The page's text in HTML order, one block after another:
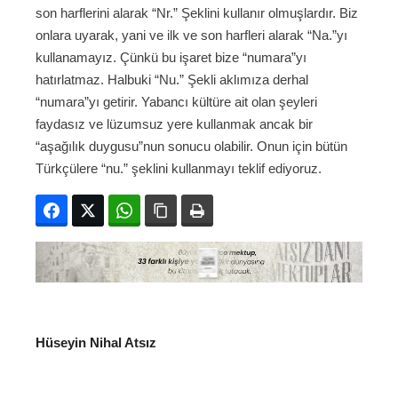
son harflerini alarak “Nr.” Şeklini kullanır olmuşlardır. Biz
onlara uyarak, yani ve ilk ve son harfleri alarak “Na.”yı
kullanamayız. Çünkü bu işaret bize “numara”yı
hatırlatmaz. Halbuki “Nu.” Şekli aklımıza derhal
“numara”yı getirir. Yabancı kültüre ait olan şeyleri
faydasız ve lüzumsuz yere kullanmak ancak bir
“aşağılık duygusu”nun sonucu olabilir. Onun için bütün
Türkçülere “nu.” şeklini kullanmayı teklif ediyoruz.
FacebookTwitter WhatsAppBağlanıyı kopyala
Hüseyin Nihal Atsız